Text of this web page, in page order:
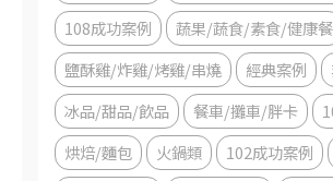
108成功案例
蔬果/蔬食/素食/健康餐
鹽酥雞/炸雞/烤雞/串燒
經典案例
冰品/甜品/飲品
餐車/攤車/胖卡
烘焙/麵包
火鍋類 102成功案例